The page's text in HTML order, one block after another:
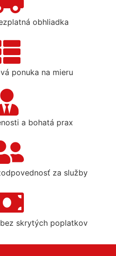
obhliadka
ponuka na mieru
a bohatá prax
za služby
skrytých poplatkov